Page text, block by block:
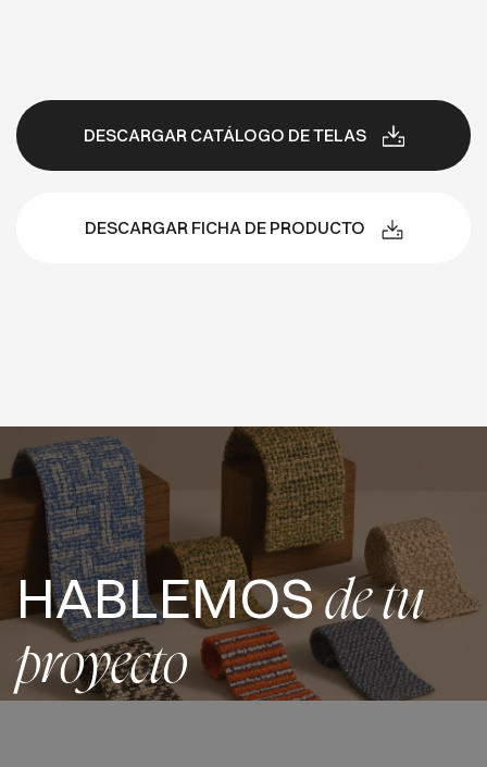
DESCARGAR CATÁLOGO DE TELAS
DESCARGAR FICHA DE PRODUCTO
HABLEMOSde tu
proyecto